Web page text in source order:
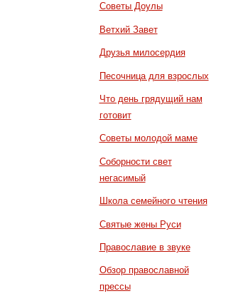
Советы Доулы
Ветхий Завет
Друзья милосердия
Песочница для взрослых
Что день грядущий нам
готовит
Советы молодой маме
Соборности свет
негасимый
Школа семейного чтения
Святые жены Руси
Православие в звуке
Обзор православной
прессы